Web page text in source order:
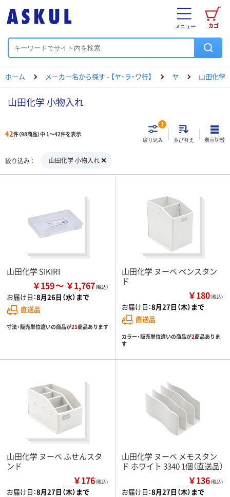
カゴ
メニュー
ホーム メーカー名から探す - 【ヤ・ラ・ワ行】 ヤ 山田化学
山田化学 小物入れ
42件（98商品）中 1～42件を表示
絞り込み
1
並び替え 表示切替
絞り込み 山田化学 小物入れ
山田化学 SIKIRI
￥159 ￥1,767
お届け日：8月26日（水）まで
直送品
寸法・販売単位違いの商品が21商品あります
山田化学 ヌーベ ペンスタン
ド
￥180（税込）
お届け日：8月27日（木）まで
直送品
カラー・販売単位違いの商品が2商品ありま
す
山田化学 ヌーベ ふせんスタ
ンド
￥176（税込）
お届け日：8月27日（木）まで
山田化学 ヌーベ メモスタン
ド ホワイト 3340 1個（直送品）
￥136（税込）
お届け日：8月27日（木）まで